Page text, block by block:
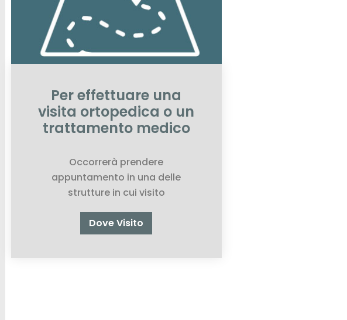
Per effettuare una
visita ortopedica o un
trattamento medico
Occorrerà prendere
appuntamento in una delle
strutture in cui visito
Dove Visito